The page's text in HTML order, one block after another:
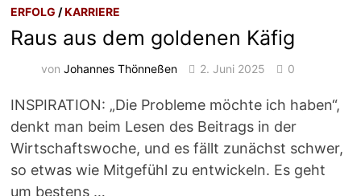
ERFOLG /KARRIERE
Raus aus dem goldenen Käfig
vonJohannes Thönneßen 2. Juni 2025 0
INSPIRATION: „Die Probleme möchte ich haben“,
denkt man beim Lesen des Beitrags in der
Wirtschaftswoche, und es fällt zunächst schwer,
so etwas wie Mitgefühl zu entwickeln. Es geht
um bestens …